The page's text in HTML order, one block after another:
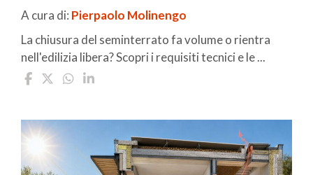
A cura di: Pierpaolo Molinengo
La chiusura del seminterrato fa volume o rientra
nell'edilizia libera? Scopri i requisiti tecnici e le ...